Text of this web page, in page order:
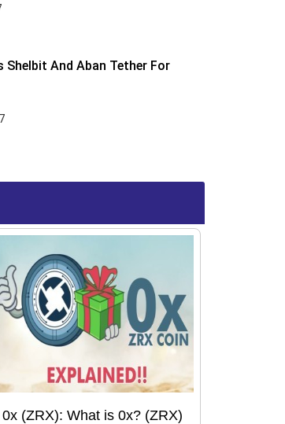
Shelbit And Aban Tether For
0x (ZRX): What is 0x? (ZRX)